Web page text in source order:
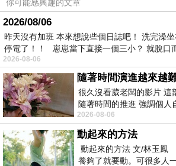
薩聖陵，以及在庫姆的法狄瑪聖
數百萬，來自世界各地之什葉
到斯地膜拜朝聖。」每個星期二
從土耳其之伊斯坦堡對開至伊朗
這趟旅程距離遙遠，中間還會
凡，凡市，達布里茲等大城，
行整補。由於路途遙遠，半路還
以時間控制不是很好。
你可能感興趣的文章
2026/08/06
昨天沒有加班 本來想說些個日誌吧！ 洗完澡
停電了！！ 崽崽當下直接一個三小？ 就脫口
2026-08-06
隨著時間演進越來越
很久沒看葳老闆的影片 這
隨著時間的推進 強調個人
接近的不要說對象 連朋友
2026-08-06
動起來的方法
動起來的方法 文/林
養夠了就要動。可很多人